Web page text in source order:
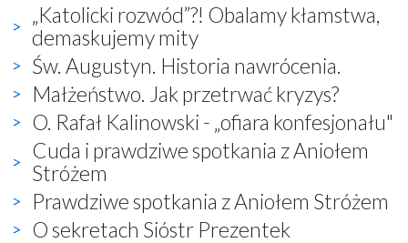
„Katolicki rozwód”?! Obalamy kłamstwa,
demaskujemy mity
Św. Augustyn. Historia nawrócenia.
Małżeństwo. Jak przetrwać kryzys?
O. Rafał Kalinowski - „ofiara konfesjonału"
Cuda i prawdziwe spotkania z Aniołem
Stróżem
Prawdziwe spotkania z Aniołem Stróżem
O sekretach Sióstr Prezentek